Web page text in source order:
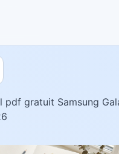
pdf gratuit Samsung